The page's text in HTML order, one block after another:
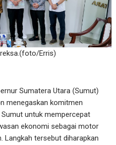
Erris)
Sumatera Utara (Sumut)
menegaskan komitmen
untuk mempercepat
ekonomi sebagai motor
Langkah tersebut diharapkan